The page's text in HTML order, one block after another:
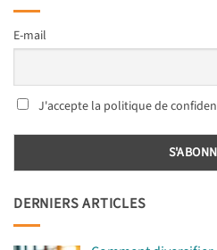
E-mail
J'accepte la politique de
DERNIERS ARTICLES